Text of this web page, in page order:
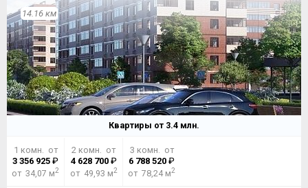
14.16 км
Квартиры от 3.4 млн.
1 комн. от
3 356 925 ₽
от 34,07 м2
2 комн. от
4 628 700₽
от 49,93 м2
3 комн. от
6 788 520 ₽
от 78,24 м2